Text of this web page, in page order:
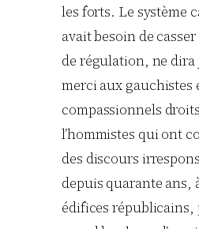
les forts. Le système
avait besoin de
de régulation, ne dira
merci aux gauchistes
compassionnels
l’hommistes qui ont
des discours
depuis quarante ans,
édifices républicains,